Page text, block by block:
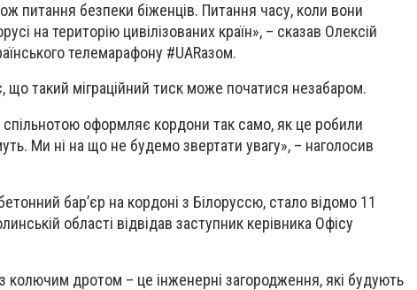
питання безпеки біженців. Питання часу, коли вони
на територію цивілізованих країн», – сказав Олексій
телемарафону #UARaзом.
такий міграційний тиск може початися незабаром.
оформляє кордони так само, як це робили
Ми ні на що не будемо звертати увагу», – наголосив
бар’єр на кордоні з Білоруссю, стало відомо 11
області відвідав заступник керівника Офісу
колючим дротом – це інженерні загородження, які будують